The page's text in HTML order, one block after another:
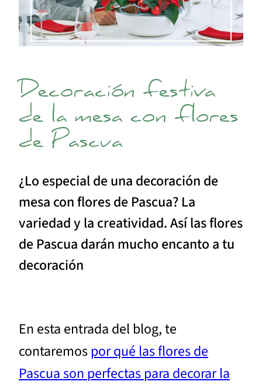
Decoración festiva
de la mesa con flores
de Pascua
¿Lo especial de una decoración de
mesa con flores de Pascua? La
variedad y la creatividad. Así las flores
de Pascua darán mucho encanto a tu
decoración
En esta entrada del blog, te
contaremos por qué las flores de
Pascua son perfectas para decorar la